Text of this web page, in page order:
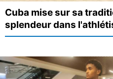
Cuba mise sur sa
splendeur dans